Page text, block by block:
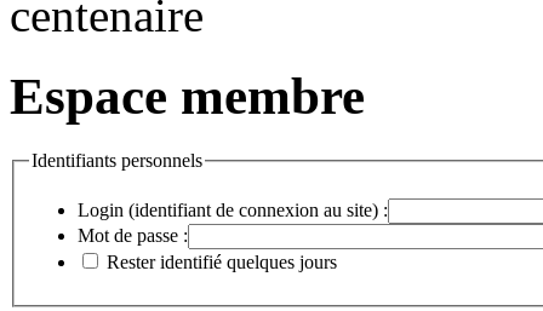
Espace membre
Identifiants personnels
Login (identifiant de connexion au site) :
Mot de passe :
Rester identifié quelques jours